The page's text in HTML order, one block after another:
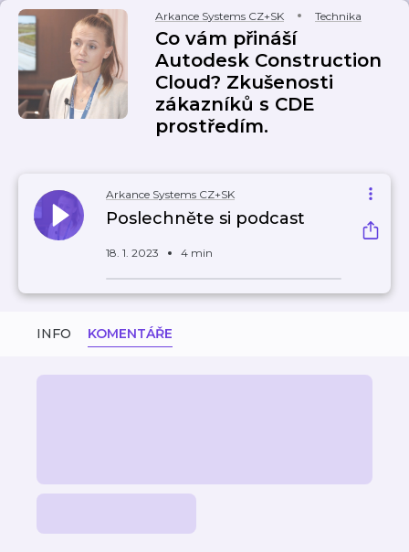
Arkance Systems CZ+SK Technika
Co vám přináší
Autodesk Construction
Cloud? Zkušenosti
zákazníků s CDE
prostředím.
Arkance Systems CZ+SK
Poslechněte si podcast
18. 1. 2023 4 min
INFO KOMENTÁŘE